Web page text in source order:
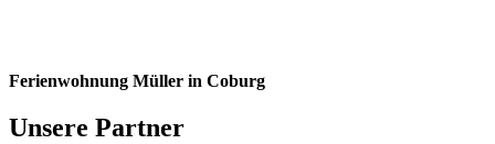
Ferienwohnung Müller in Coburg
Unsere Partner